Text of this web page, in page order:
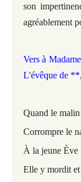
son
agréablement
Vers à
L'évêque de **,
Quand le
Corrompre le
À la jeune Ève
Elle y mordit